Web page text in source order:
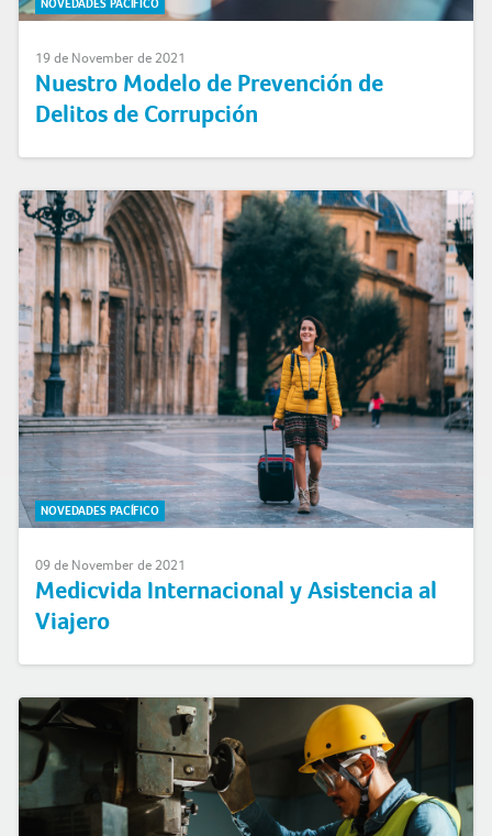
NOVEDADES PACÍFICO
19 de November de 2021
Nuestro Modelo de Prevención de
Delitos de Corrupción
NOVEDADES PACÍFICO
09 de November de 2021
Medicvida Internacional y Asistencia al
Viajero